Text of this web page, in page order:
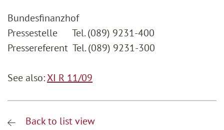
Bundesfinanzhof
Pressestelle Tel. (089) 9231-400
Pressereferent Tel. (089) 9231-300
See also:XI R 11/09
Back to list view